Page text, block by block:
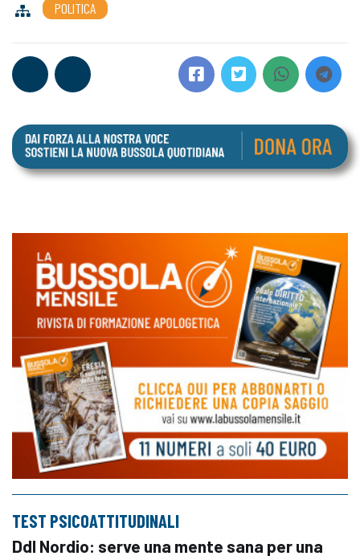
POLITICA
TEST PSICOATTITUDINALI
Ddl Nordio: serve una mente sana per una